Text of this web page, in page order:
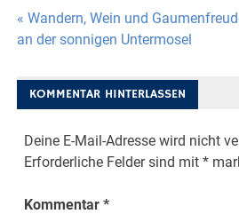
Beitragsnavigation
« Wandern, Wein und
an der sonnigen Untermosel
KOMMENTAR HINTERLASSEN
Deine E-Mail-Adresse wird nicht
Erforderliche Felder sind mit*
Kommentar*